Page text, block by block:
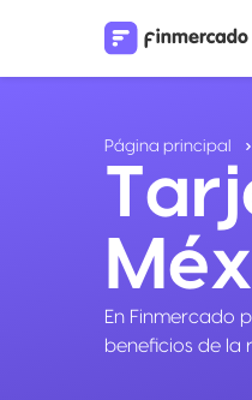
Página principal
En Finmercado
beneficios de la